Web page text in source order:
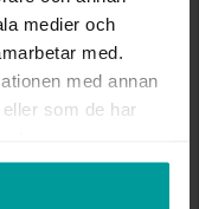
medier och
med.
med annan
som de har
av strasstenar.